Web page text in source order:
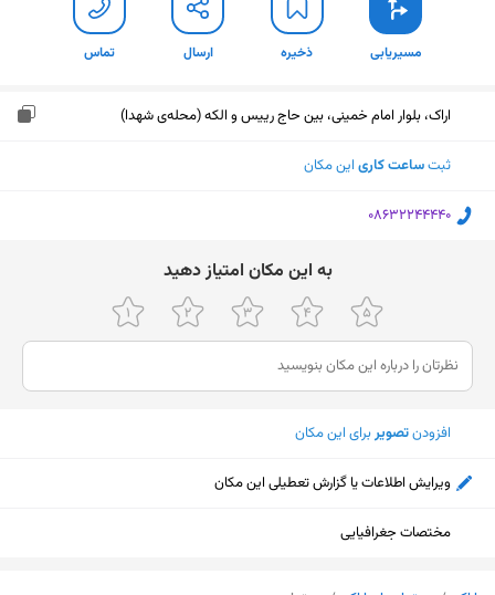
مسیریابی ذخیره ارسال تماس
اراک، بلوار امام خمینی، بین حاج رییس و الکه (محله‌ی شهدا)
ثبتساعت کاری این مکان
‎08632244440
ﺑﻪ اﯾﻦ ﻣﮑﺎن اﻣﺘﯿﺎز دﻫﯿﺪ
افزودنتصویربرای این مکان
ویرایش اطلاعات یا گزارش تعطیلی این مکان
مختصات جغرافیایی